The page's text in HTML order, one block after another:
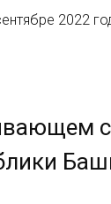
2022